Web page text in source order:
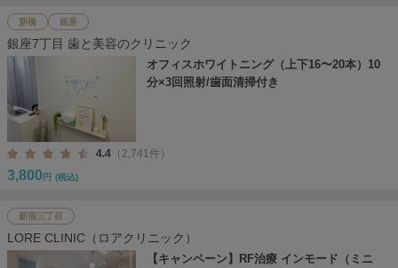
新橋 銀座
銀座7丁目 歯と美容のクリニック
オフィスホワイトニング（上下16〜20本）10
分×3回照射/歯面清掃付き
4.4 （2,741件）
3,800 円 (税込)
新宿三丁目
LORE CLINIC（ロアクリニック）
【キャンペーン】RF治療 インモード（ミニ